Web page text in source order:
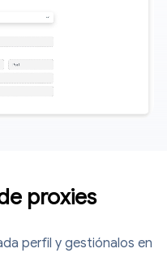
proxies
perfil y gestiónalos en